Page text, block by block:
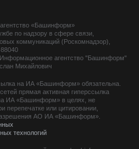
«Башинформ»
по надзору в сфере связи,
коммуникаций (Роскомнадзор),
агентство "Башинформ"
Михайлович
на ИА «Башинформ» обязательна.
прямая активная гиперссылка
ИА «Башинформ» в целях, не
перепечатке или цитировании,
АО ИА «Башинформ».
технологий